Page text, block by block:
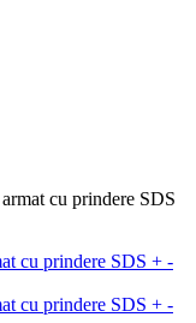
cu prindere SDS